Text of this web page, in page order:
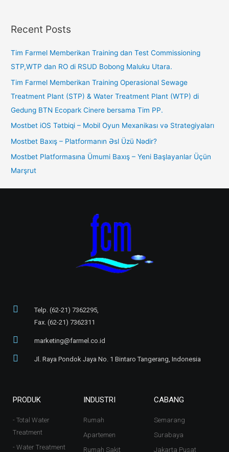
Recent Posts
Tim Farmel Memberikan Training dan Test Commissioning
STP,WTP dan RO di RSUD Bobong Maluku Utara.
Tim Farmel Memberikan Training Operasional Sewage
Treatment Plant (STP) & Water Treatment Plant (WTP) di
Gedung BTN Ecopark Cinere bersama Tim PP.
Mostbet iOS Tətbiqi – Mobil Oyun Mexanikası və Strategiyaları
Mostbet Baxış – Platformanın Əsl Üzü Nədir?
Mostbet Platformasına Ümumi Baxış – Yeni Başlayanlar Üçün
Marşrut
Telp. (62-21) 7362295,
Fax. (62-21) 7362311
marketing@farmel.co.id
Jl. Raya Pondok Jaya No. 1 Bintaro Tangerang, Indonesia
PRODUK
- Total Water
Treatment
- Water Treatment
INDUSTRI
Rumah
Apartemen
Rumah Sakit
CABANG
Semarang
Surabaya
Jakarta Pusat